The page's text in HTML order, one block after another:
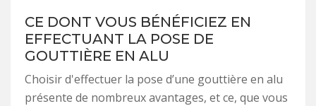
CE DONT VOUS BÉNÉFICIEZ EN
EFFECTUANT LA POSE DE
GOUTTIÈRE EN ALU
Choisir d'effectuer la pose d’une gouttière en alu
présente de nombreux avantages, et ce, que vous